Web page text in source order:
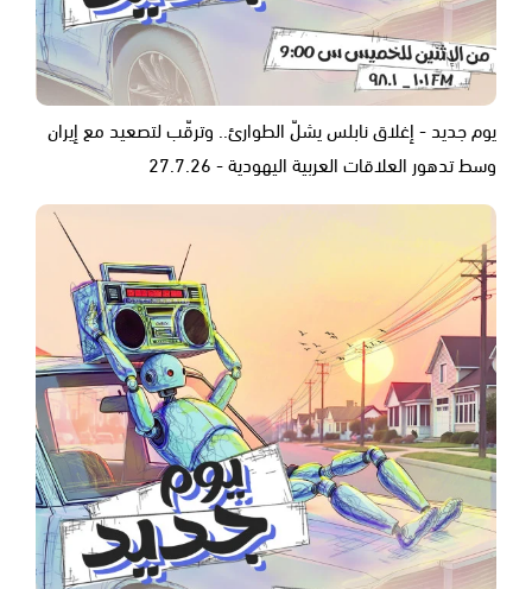
يوم جديد - إغلاق نابلس يشلّ الطوارئ.. وترقّب لتصعيد مع إيران
وسط تدهور العلاقات العربية اليهودية - 27.7.26